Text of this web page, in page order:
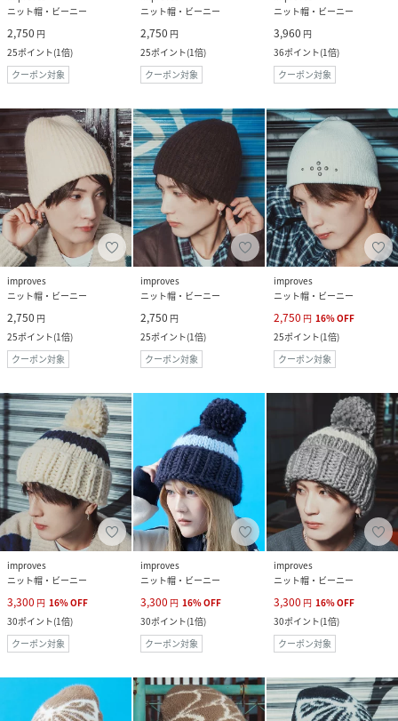
ニット帽・ビーニー
2,750 円
25ポイント(1倍)
クーポン対象
ニット帽・ビーニー
2,750 円
25ポイント(1倍)
クーポン対象
ニット帽・ビーニー
3,960 円
36ポイント(1倍)
クーポン対象
improves
ニット帽・ビーニー
2,750 円
25ポイント(1倍)
クーポン対象
improves
ニット帽・ビーニー
2,750 円
25ポイント(1倍)
クーポン対象
improves
ニット帽・ビーニー
2,750 円 16%OFF
25ポイント(1倍)
クーポン対象
improves
ニット帽・ビーニー
3,300 円 16%OFF
30ポイント(1倍)
クーポン対象
improves
ニット帽・ビーニー
3,300 円 16%OFF
30ポイント(1倍)
クーポン対象
improves
ニット帽・ビーニー
3,300 円 16%OFF
30ポイント(1倍)
クーポン対象